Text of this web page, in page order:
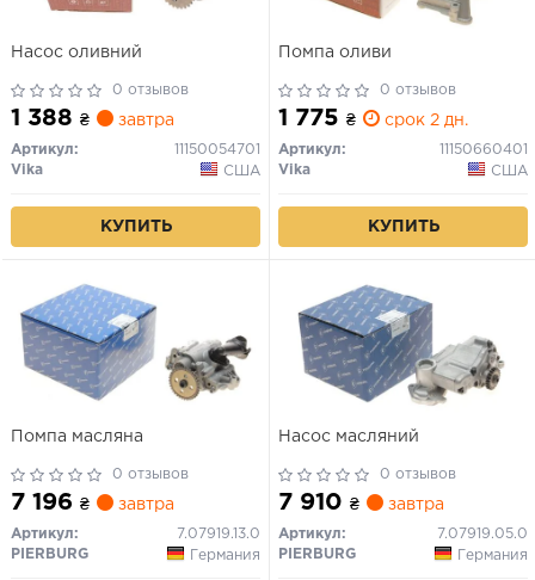
Насос оливний
0 отзывов
1 388 ₴ завтра
Артикул:
11150054701
Vika
США
КУПИТЬ
Помпа оливи
0 отзывов
1 775 ₴ срок 2 дн.
Артикул:
11150660401
Vika
США
КУПИТЬ
Помпа масляна
0 отзывов
7 196 ₴ завтра
Артикул:
7.07919.13.0
PIERBURG
Германия
Насос масляний
0 отзывов
7 910 ₴ завтра
Артикул:
7.07919.05.0
PIERBURG
Германия